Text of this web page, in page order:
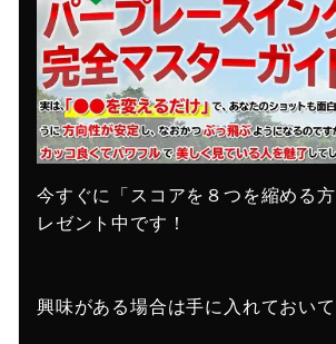
今すぐに「スコアを８つを縮める
レゼント中です！
興味がある場合は手に入れておいて